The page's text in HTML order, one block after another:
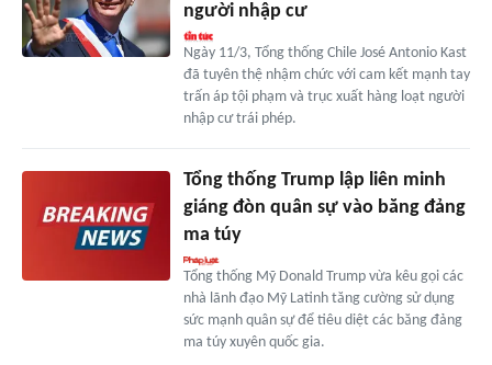
người nhập cư
Ngày 11/3, Tổng thống Chile José Antonio Kast
đã tuyên thệ nhậm chức với cam kết mạnh tay
trấn áp tội phạm và trục xuất hàng loạt người
nhập cư trái phép.
Tổng thống Trump lập liên minh
giáng đòn quân sự vào băng đảng
ma túy
Tổng thống Mỹ Donald Trump vừa kêu gọi các
nhà lãnh đạo Mỹ Latinh tăng cường sử dụng
sức mạnh quân sự để tiêu diệt các băng đảng
ma túy xuyên quốc gia.